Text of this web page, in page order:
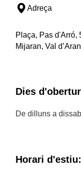
Adreça
Plaça, Pas d'Arró,
Mijaran, Val
Dies
De dilluns a
Horari d'estiu: